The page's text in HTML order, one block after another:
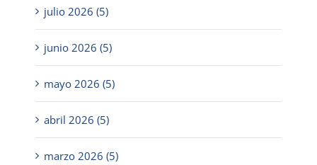
julio 2026 (5)
junio 2026 (5)
mayo 2026 (5)
abril 2026 (5)
marzo 2026 (5)